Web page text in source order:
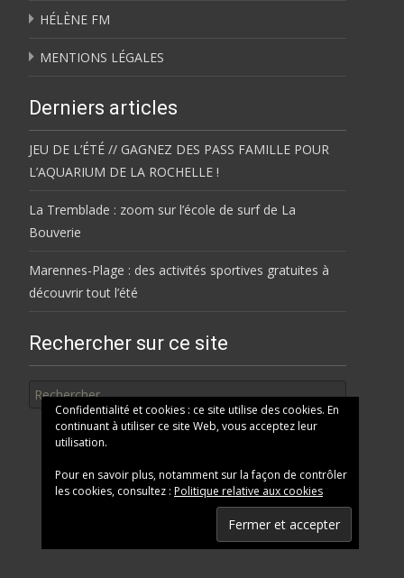
HÉLÈNE FM
MENTIONS LÉGALES
Derniers articles
JEU DE L’ÉTÉ // GAGNEZ DES PASS FAMILLE POUR
L’AQUARIUM DE LA ROCHELLE !
La Tremblade : zoom sur l’école de surf de La
Bouverie
Marennes-Plage : des activités sportives gratuites à
découvrir tout l’été
Rechercher sur ce site
Confidentialité et cookies : ce site utilise des cookies. En
continuant à utiliser ce site Web, vous acceptez leur
utilisation.
Pour en savoir plus, notamment sur la façon de contrôler
les cookies, consultez : Politique relative aux cookies